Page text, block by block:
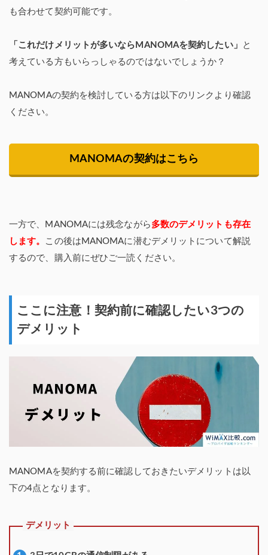
も合わせて契約可能です。
「これだけメリットが多いならMANOMAを契約したい」
と
考えている方もいらっしゃるのではないでしょうか？
MANOMAの契約を検討している方は以下のリンクより確認
ください。
MANOMAの契約はこちら
一方で、MANOMAには残念ながら 多数のデメリットも存在
します。
この後はMANOMAに潜むデメリットについて解説
するので、購入前にぜひご一読ください。
ここに注意！契約前に確認したい3つの
デメリット
MANOMAを契約する前に確認しておきたいデメリットは以
下の4点となります。
デメリット